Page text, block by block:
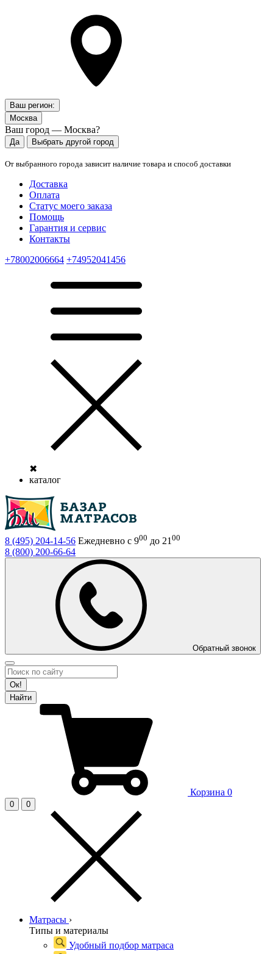
Ваш регион:
Москва
Ваш город — Москва?
Да Выбрать другой город
От выбранного города зависит наличие товара и способ доставки
Доставка
Оплата
Статус моего заказа
Помощь
Гарантия и сервис
Контакты
+78002006664 +74952041456
✖
каталог
8 (495) 204-14-56 Ежедневно с 900 до 21 00
8 (800) 200-66-64
Обратный звонок
Ок!
Найти
Корзина 0
0 0
Матрасы ›
Типы и материалы
Удобный подбор матраса